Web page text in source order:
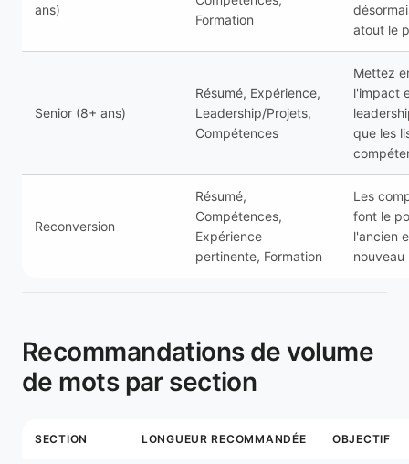
ans)
Formation
atout le
Senior (8+ ans)
Résumé, Expérience,
Leadership/Projets,
Compétences
Mettez
l'impact
que les
Reconversion
Résumé,
Compétences,
Expérience
pertinente, Formation
Les
font le
l'ancien
nouveau
Recommandations de volume
de mots par section
SECTION LONGUEUR RECOMMANDÉE OBJECTIF